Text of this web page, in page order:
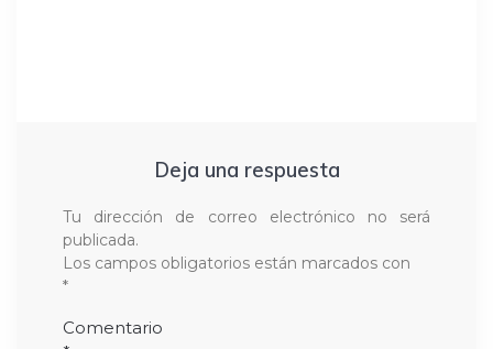
Deja una respuesta
Tu dirección de correo electrónico no será
publicada.
Los campos obligatorios están marcados con
*
Comentario